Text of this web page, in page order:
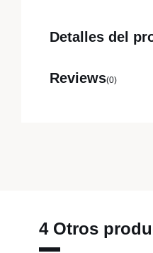
Detalles del
Reviews(0)
4 Otros